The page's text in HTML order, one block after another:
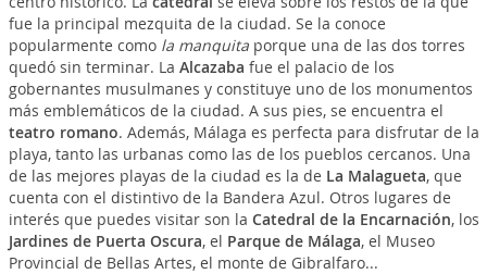
fue la principal mezquita de la ciudad. Se la conoce
popularmente como la manquitaporque una de las dos torres
quedó sin terminar. La Alcazaba fue el palacio de los
gobernantes musulmanes y constituye uno de los monumentos
más emblemáticos de la ciudad. A sus pies, se encuentra el
teatro romano. Además, Málaga es perfecta para disfrutar de la
playa, tanto las urbanas como las de los pueblos cercanos. Una
de las mejores playas de la ciudad es la de La Malagueta, que
cuenta con el distintivo de la Bandera Azul. Otros lugares de
interés que puedes visitar son la Catedral de la Encarnación, los
Jardines de Puerta Oscura, el Parque de Málaga, el Museo
Provincial de Bellas Artes, el monte de Gibralfaro...